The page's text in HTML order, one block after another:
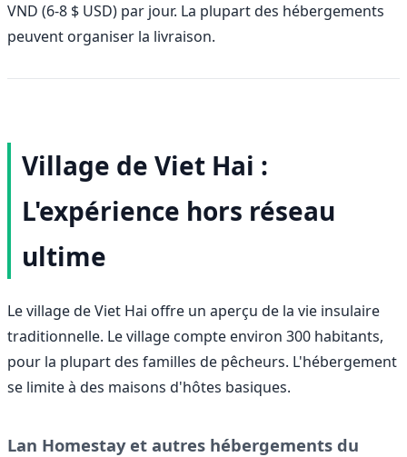
VND (6-8 $ USD) par jour. La plupart des hébergements
peuvent organiser la livraison.
Village de Viet Hai :
L'expérience hors réseau
ultime
Le village de Viet Hai offre un aperçu de la vie insulaire
traditionnelle. Le village compte environ 300 habitants,
pour la plupart des familles de pêcheurs. L'hébergement
se limite à des maisons d'hôtes basiques.
Lan Homestay et autres hébergements du